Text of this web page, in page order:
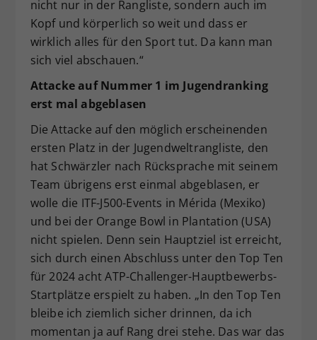
nicht nur in der Rangliste, sondern auch im
Kopf und körperlich so weit und dass er
wirklich alles für den Sport tut. Da kann man
sich viel abschauen.“
Attacke auf Nummer 1 im Jugendranking
erst mal abgeblasen
Die Attacke auf den möglich erscheinenden
ersten Platz in der Jugendweltrangliste, den
hat Schwärzler nach Rücksprache mit seinem
Team übrigens erst einmal abgeblasen, er
wolle die ITF-J500-Events in Mérida (Mexiko)
und bei der Orange Bowl in Plantation (USA)
nicht spielen. Denn sein Hauptziel ist erreicht,
sich durch einen Abschluss unter den Top Ten
für 2024 acht ATP-Challenger-Hauptbewerbs-
Startplätze erspielt zu haben. „In den Top Ten
bleibe ich ziemlich sicher drinnen, da ich
momentan ja auf Rang drei stehe. Das war das